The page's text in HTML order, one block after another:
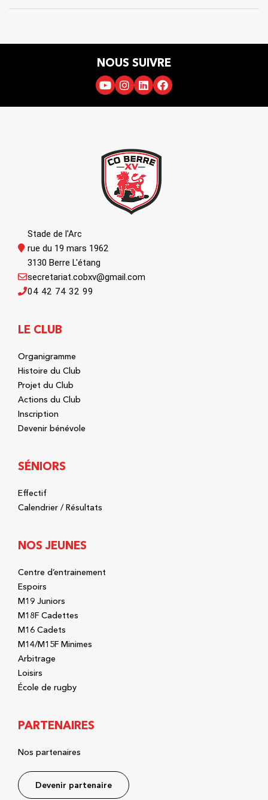
NOUS SUIVRE
Stade de l'Arc
rue du 19 mars 1962
3130 Berre L'étang
04 42 74 32 99
secretariat.cobxv@gmail.com
LE CLUB
Organigramme
Histoire du Club
Projet du Club
Actions du Club
Inscription
Devenir bénévole
SÉNIORS
Effectif
Calendrier / Résultats
NOS JEUNES
Centre d’entrainement
Espoirs
M19 Juniors
M18F Cadettes
M16 Cadets
M14/M15F Minimes
Arbitrage
Loisirs
École de rugby
PARTENAIRES
Nos partenaires
Devenir partenaire